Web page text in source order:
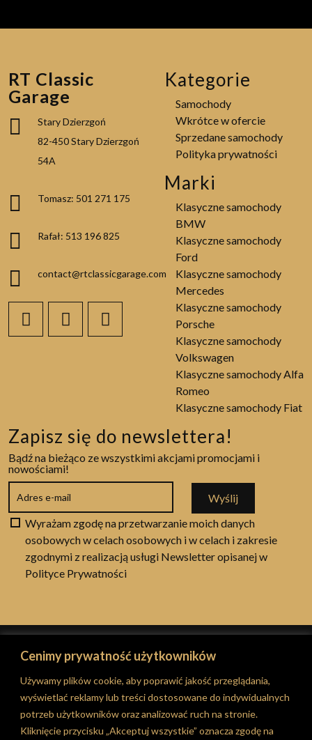
Cenimy prywatność użytkowników
Używamy plików cookie, aby poprawić jakość przeglądania,
wyświetlać reklamy lub treści dostosowane do indywidualnych
potrzeb użytkowników oraz analizować ruch na stronie.
Kliknięcie przycisku „Akceptuj wszystkie” oznacza zgodę na
RT Classic
Garage
Stary Dzierzgoń
82-450 Stary Dzierzgoń
54A
Tomasz: 501 271 175
Rafał: 513 196 825
contact@rtclassicgarage.com
Kategorie
Samochody
Wkrótce w ofercie
Sprzedane samochody
Polityka prywatności
Marki
Klasyczne samochody
BMW
Klasyczne samochody
Ford
Klasyczne samochody
Mercedes
Klasyczne samochody
Porsche
Klasyczne samochody
Volkswagen
Klasyczne samochody Alfa
Romeo
Klasyczne samochody Fiat
Zapisz się do newslettera!
Bądź na bieżąco ze wszystkimi akcjami promocjami i
nowościami!
Wyślij
Wyrażam zgodę na przetwarzanie moich danych
osobowych w celach osobowych i w celach i zakresie
zgodnymi z realizacją usługi Newsletter opisanej w
Polityce Prywatności
© 2026 RT Classic Garage